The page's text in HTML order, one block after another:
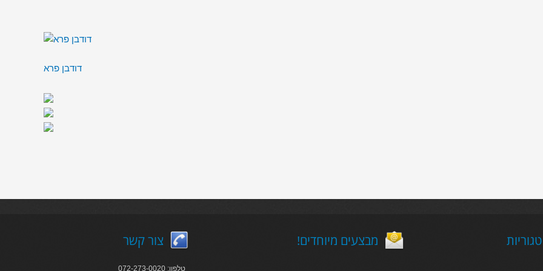
דודבן פרא
צור קשר
טלפון: 072-273-0020
!מבצעים מיוחדים